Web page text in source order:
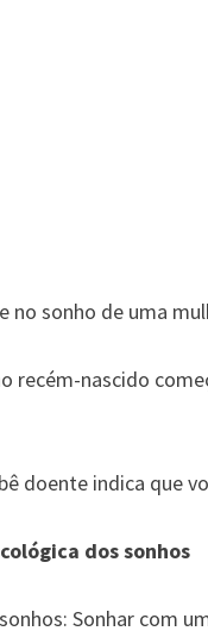
no sonho de uma
recém-nascido
doente indica que
dos sonhos
Sonhar com